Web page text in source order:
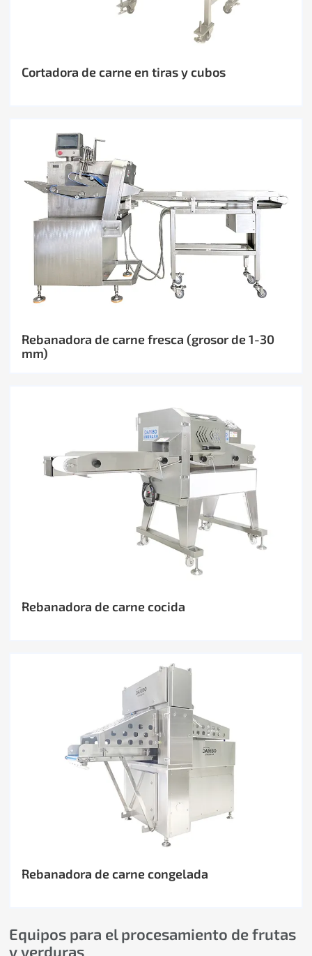
Cortadora de carne en tiras y cubos
Rebanadora de carne fresca (grosor de 1-30
mm)
Rebanadora de carne cocida
Rebanadora de carne congelada
Equipos para el procesamiento de frutas
y verduras